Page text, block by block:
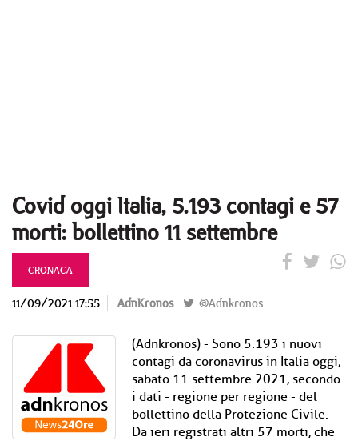
Covid oggi Italia, 5.193 contagi e 57
morti: bollettino 11 settembre
CRONACA
11/09/2021 17:55 AdnKronos @Adnkronos
(Adnkronos) - Sono 5.193 i nuovi
contagi da coronavirus in Italia oggi,
sabato 11 settembre 2021, secondo
i dati - regione per regione - del
bollettino della Protezione Civile.
Da ieri registrati altri 57 morti, che